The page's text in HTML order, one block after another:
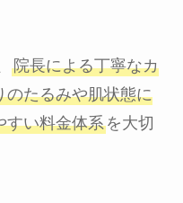
院長による丁寧なカ
のたるみや肌状態に
すい料金体系を大切